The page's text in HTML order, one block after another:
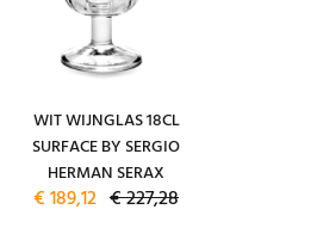
WIT WIJNGLAS 18CL
SURFACE BY SERGIO
HERMAN SERAX
€ 189,12 € 227,28